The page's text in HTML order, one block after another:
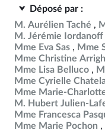
Déposé par :
M. Aurélien Taché
M. Jérémie Iordanoff
Mme Eva Sas
Mme
Mme Christine
Mme Lisa Belluco
Mme Cyrielle
Mme Marie-
M. Hubert Julien-
Mme Francesca
Mme Marie Pochon